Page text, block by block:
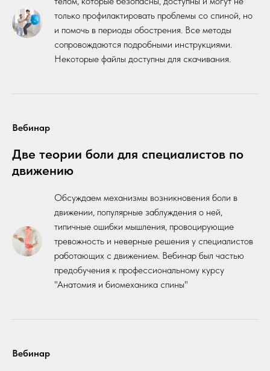
только профилактировать проблемы со спиной, но
и помочь в периоды обострения. Все методы
сопровождаются подробными инструкциями.
Некоторые файлы доступны для скачивания.
Вебинар
Две теории боли для специалистов по
движению
Обсуждаем механизмы возникновения боли в
движении, популярные заблуждения о ней,
типичные ошибки мышления, провоцирующие
тревожность и неверные решения у специалистов
работающих с движением. Вебинар был частью
предобучения к профессиональному курсу
"Анатомия и биомеханика спины"
Вебинар